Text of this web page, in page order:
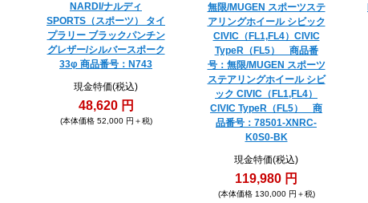
NARDI/ナルディ
SPORTS（スポーツ） タイ
プラリー ブラックパンチン
グレザー/シルバースポーク
33φ 商品番号：N743
現金特価(税込)
48,620 円
(本体価格 52,000 円＋税)
無限/MUGEN スポーツステ
アリングホイール シビック
CIVIC（FL1,FL4）CIVIC
TypeR（FL5） 商品番
号：無限/MUGEN スポーツ
ステアリングホイール シビ
ック CIVIC（FL1,FL4）
CIVIC TypeR（FL5） 商
品番号：78501-XNRC-
K0S0-BK
現金特価(税込)
119,980 円
(本体価格 130,000 円＋税)